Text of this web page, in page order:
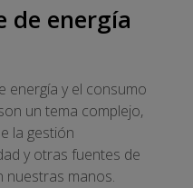
de energía
energía y el consumo
un tema complejo,
la gestión
y otras fuentes de
nuestras manos.